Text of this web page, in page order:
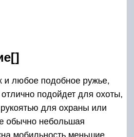
и любое подобное ружье,
подойдет для охоты,
для охраны или
обычно небольшая
мобильность меньшие